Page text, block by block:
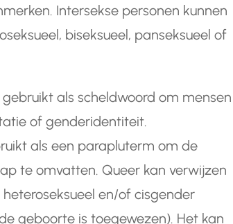
Intersekse personen kunnen
biseksueel, panseksueel of
als scheldwoord om mensen
of genderidentiteit.
als een parapluterm om de
te omvatten. Queer kan verwijzen
en/of cisgender
geboorte is toegewezen). Het kan